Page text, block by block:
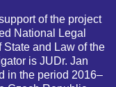
of the project
National Legal
State and Law of the
is JUDr. Jan
in the period 2016–